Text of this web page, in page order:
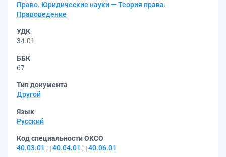
Право. Юридические науки — Теория права.
Правоведение
УДК
34.01
ББК
67
Тип документа
Другой
Язык
Русский
Код специальности ОКСО
40.03.01 ; 40.04.01 ; 40.06.01